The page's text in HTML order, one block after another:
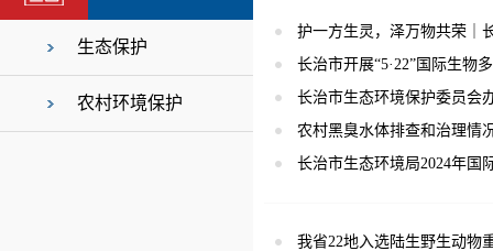
生态保护
农村环境保护
护一方生灵，泽万物共荣｜
长治市开展“5·22”国际生物
长治市生态环境保护委员会
农村黑臭水体排查和治理情
长治市生态环境局2024年国
我省22地入选陆生野生动物